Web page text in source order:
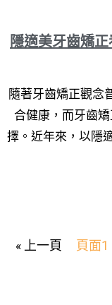
隱適美牙齒矯
隨著牙齒矯正觀念
合健康，而牙齒
擇。近年來，以隱
« 上一頁 頁面1